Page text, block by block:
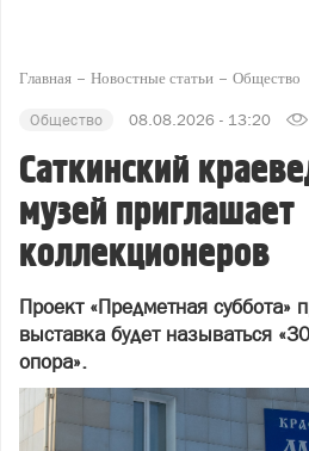
Главная Новостные статьи Общество
Общество 08.08.2026 - 13:20
Саткинский
музей приглашает
коллекционеров
Проект «Предметная суббота»
выставка будет называться
опора».